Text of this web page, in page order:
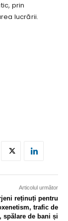
prin
lucrării.
Articolul următor
reținuți pentru
trafic de
spălare de bani și